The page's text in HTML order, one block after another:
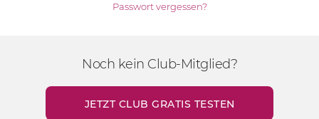
Passwort vergessen?
Noch kein Club-Mitglied?
JETZT CLUB GRATIS TESTEN